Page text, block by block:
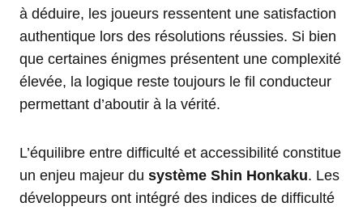
à déduire, les joueurs ressentent une satisfaction
authentique lors des résolutions réussies. Si bien
que certaines énigmes présentent une complexité
élevée, la logique reste toujours le fil conducteur
permettant d’aboutir à la vérité.
L’équilibre entre difficulté et accessibilité constitue
un enjeu majeur du système Shin Honkaku. Les
développeurs ont intégré des indices de difficulté